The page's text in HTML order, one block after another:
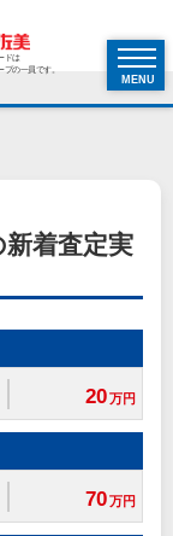
ドは
プの一員です。
MENU
着査定実
20万円
70万円